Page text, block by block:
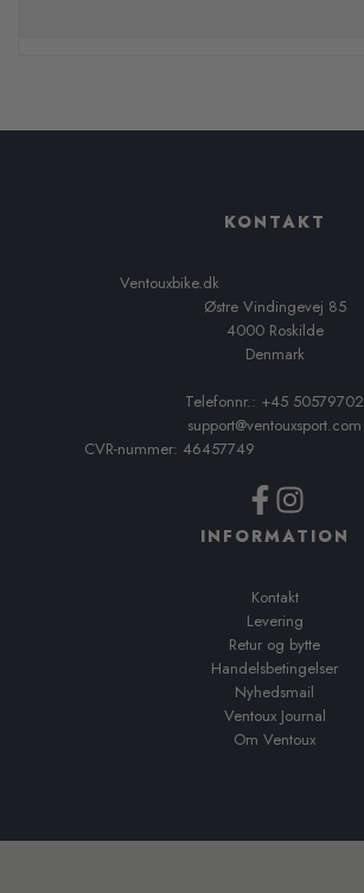
KONTAKT
Ventouxbike.dk
Østre Vindingevej 85
4000 Roskilde
Denmark
Telefonnr.: +45 50579702
support@ventouxsport.com
CVR-nummer: 46457749
INFORMATION
Kontakt
Levering
Retur og bytte
Handelsbetingelser
Nyhedsmail
Ventoux Journal
Om Ventoux